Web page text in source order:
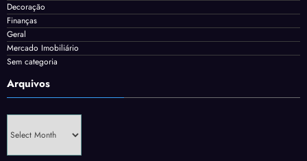
Decoração
Finanças
Geral
Mercado Imobiliário
Sem categoria
Arquivos